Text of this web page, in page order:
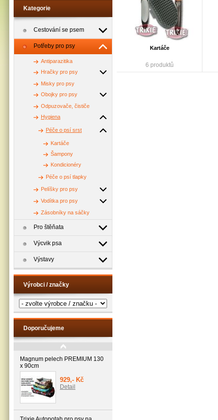
Kategorie
Cestování se psem
Potřeby pro psy
Antiparazitika
Hračky pro psy
Misky pro psy
Obojky pro psy
Odpuzovače, čističe
Hygiena
Péče o psí srst
Kartáče
Šampony
Kondicionéry
Péče o psí tlapky
Pelíšky pro psy
Vodítka pro psy
Zásobníky na sáčky
Pro štěňata
Výcvik psa
Výstavy
Výrobci / značky
Doporučujeme
Magnum pelech PREMIUM 130
x 90cm
929,- Kč
Detail
Kartáče
6 produktů